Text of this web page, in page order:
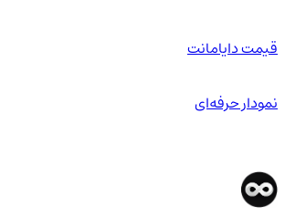
قیمت دایامانت
نمودار حرفه‌ای